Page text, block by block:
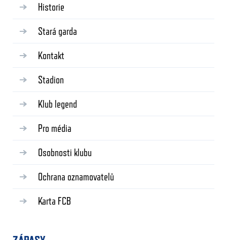
Historie
Stará garda
Kontakt
Stadion
Klub legend
Pro média
Osobnosti klubu
Ochrana oznamovatelů
Karta FCB